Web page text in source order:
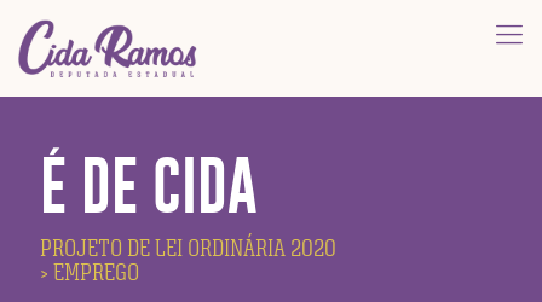
É DE CIDA
PROJETO DE LEI ORDINÁRIA 2020
> EMPREGO